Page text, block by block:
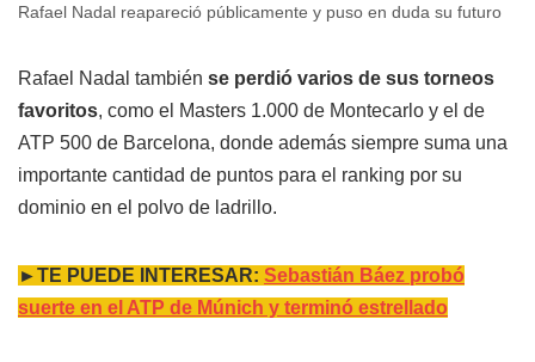
Rafael Nadal reapareció públicamente y puso en duda su futuro
Rafael Nadal también se perdió varios de sus torneos
favoritos, como el Masters 1.000 de Montecarlo y el de
ATP 500 de Barcelona, donde además siempre suma una
importante cantidad de puntos para el ranking por su
dominio en el polvo de ladrillo.
►TE PUEDE INTERESAR: Sebastián Báez probó
suerte en el ATP de Múnich y terminó estrellado